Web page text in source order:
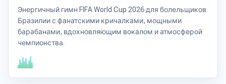
Энергичный гимн FIFA World Cup 2026 для болельщиков
Бразилии с фанатскими кричалками, мощными
барабанами, вдохновляющим вокалом и атмосферой
чемпионства.